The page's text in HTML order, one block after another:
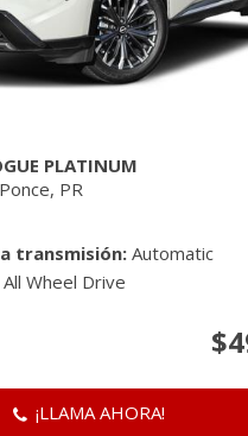
PLATINUM
Ponce, PR
transmisión Automatic
All Wheel Drive
¡LLAMA AHORA!